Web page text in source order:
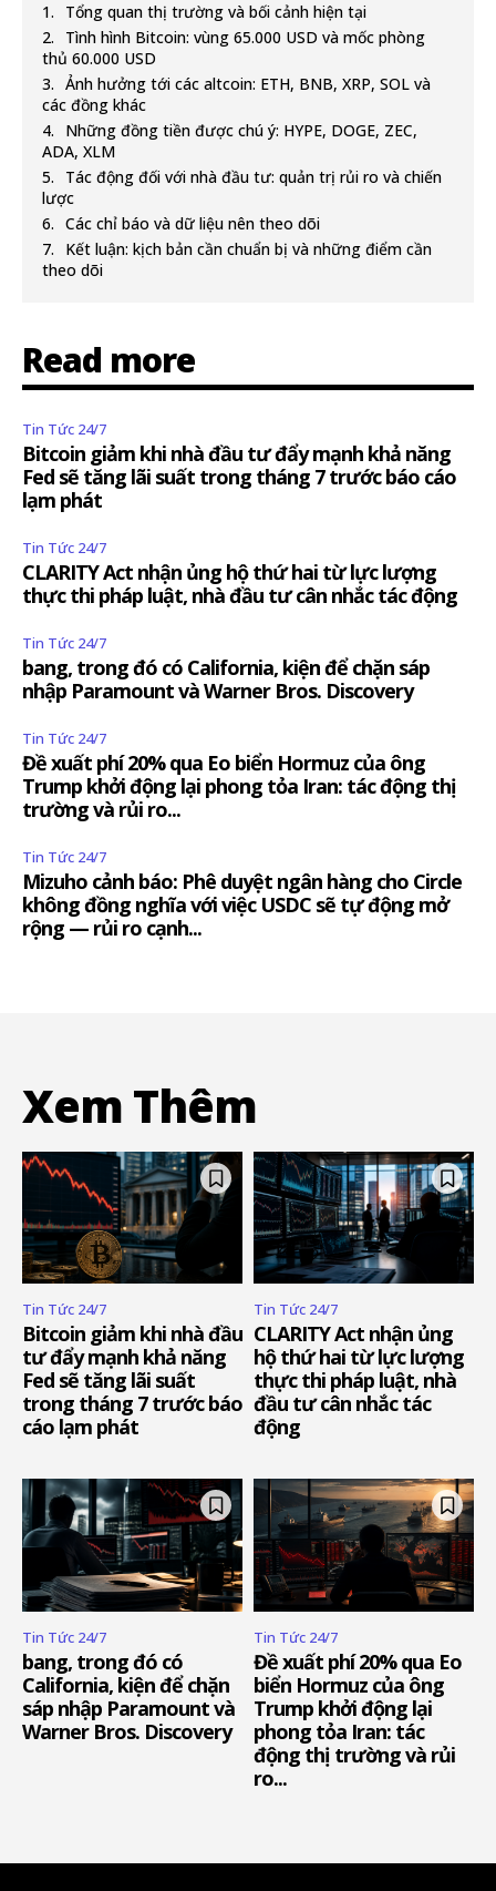
Tổng quan thị trường và bối cảnh hiện tại
Tình hình Bitcoin: vùng 65.000 USD và mốc phòng
thủ 60.000 USD
Ảnh hưởng tới các altcoin: ETH, BNB, XRP, SOL và
các đồng khác
Những đồng tiền được chú ý: HYPE, DOGE, ZEC,
ADA, XLM
Tác động đối với nhà đầu tư: quản trị rủi ro và chiến
lược
Các chỉ báo và dữ liệu nên theo dõi
Kết luận: kịch bản cần chuẩn bị và những điểm cần
theo dõi
Read more
Tin Tức 24/7
Bitcoin giảm khi nhà đầu tư đẩy mạnh khả năng
Fed sẽ tăng lãi suất trong tháng 7 trước báo cáo
lạm phát
Tin Tức 24/7
CLARITY Act nhận ủng hộ thứ hai từ lực lượng
thực thi pháp luật, nhà đầu tư cân nhắc tác động
Tin Tức 24/7
bang, trong đó có California, kiện để chặn sáp
nhập Paramount và Warner Bros. Discovery
Tin Tức 24/7
Đề xuất phí 20% qua Eo biển Hormuz của ông
Trump khởi động lại phong tỏa Iran: tác động thị
trường và rủi ro...
Tin Tức 24/7
Mizuho cảnh báo: Phê duyệt ngân hàng cho Circle
không đồng nghĩa với việc USDC sẽ tự động mở
rộng — rủi ro cạnh...
Xem Thêm
Tin Tức 24/7
Bitcoin giảm khi nhà đầu
tư đẩy mạnh khả năng
Fed sẽ tăng lãi suất
trong tháng 7 trước báo
cáo lạm phát
Tin Tức 24/7
CLARITY Act nhận ủng
hộ thứ hai từ lực lượng
thực thi pháp luật, nhà
đầu tư cân nhắc tác
động
Tin Tức 24/7
bang, trong đó có
California, kiện để chặn
sáp nhập Paramount và
Warner Bros. Discovery
Tin Tức 24/7
Đề xuất phí 20% qua Eo
biển Hormuz của ông
Trump khởi động lại
phong tỏa Iran: tác
động thị trường và rủi
ro...